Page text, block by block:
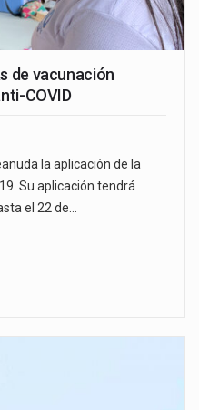
de vacunación
COVID
la aplicación de la
Su aplicación tendrá
el 22 de…